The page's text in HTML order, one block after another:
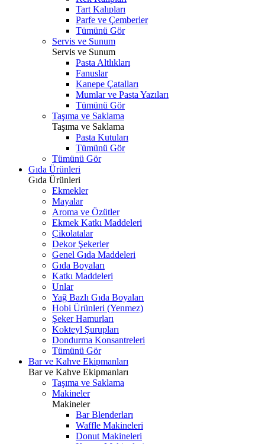
Tart Kalıpları
Parfe ve Çemberler
Tümünü Gör
Servis ve Sunum
Servis ve Sunum
Pasta Altlıkları
Fanuslar
Kanepe Çatalları
Mumlar ve Pasta Yazıları
Tümünü Gör
Taşıma ve Saklama
Taşıma ve Saklama
Pasta Kutuları
Tümünü Gör
Tümünü Gör
Gıda Ürünleri
Gıda Ürünleri
Ekmekler
Mayalar
Aroma ve Özütler
Ekmek Katkı Maddeleri
Çikolatalar
Dekor Şekerler
Genel Gıda Maddeleri
Gıda Boyaları
Katkı Maddeleri
Unlar
Yağ Bazlı Gıda Boyaları
Hobi Ürünleri (Yenmez)
Şeker Hamurları
Kokteyl Şurupları
Dondurma Konsantreleri
Tümünü Gör
Bar ve Kahve Ekipmanları
Bar ve Kahve Ekipmanları
Taşıma ve Saklama
Makineler
Makineler
Bar Blenderları
Waffle Makineleri
Donut Makineleri